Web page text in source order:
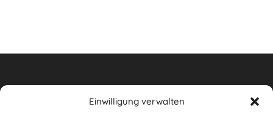
Einwilligung verwalten